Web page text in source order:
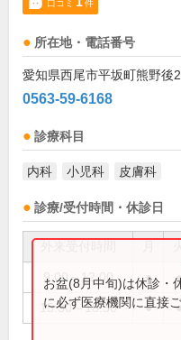
口コミ 件
所在地・電話番号
愛知県西尾市平坂町熊野後
0563-59-6168
診療科目
内科 小児科 皮膚科
診療/受付時間・休診日
9:00～12:00 ● ●
15:30～18:30 ●
お盆(8月中旬)は休診・
に必ず医療機関に直接